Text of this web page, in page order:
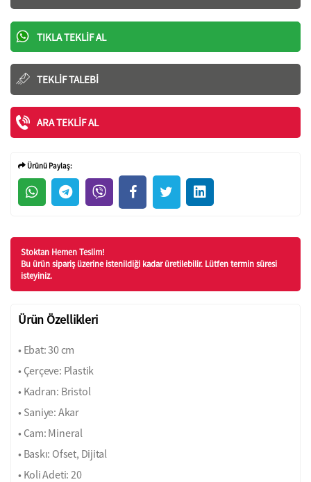
TIKLA TEKLIF AL
TEKLIF TALEBI
ARA TEKLIF AL
Ürünü Paylaş:
Stoktan Hemen Teslim!
Bu ürün sipariş üzerine istenildiği kadar üretilebilir. Lütfen termin süresi
isteyiniz.
Ürün Özellikleri
• Ebat: 30 cm
• Çerçeve: Plastik
• Kadran: Bristol
• Saniye: Akar
• Cam: Mineral
• Baskı: Ofset, Dijital
• Koli Adeti: 20